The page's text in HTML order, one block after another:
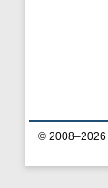
© 2008–2026